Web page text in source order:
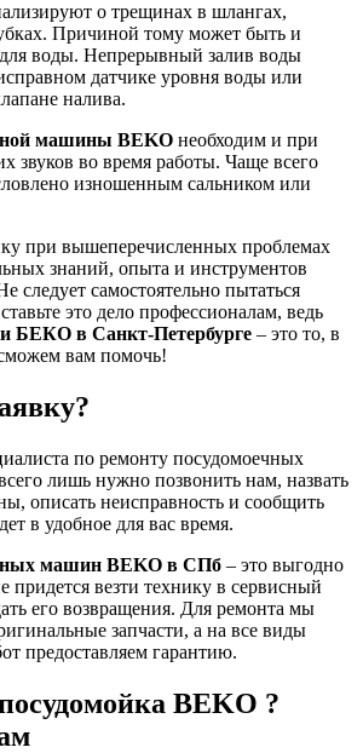
о трещинах в шлангах,
Причиной тому может быть и
воды. Непрерывный залив воды
датчике уровня воды или
налива.
машины BEKO необходим и при
звуков во время работы. Чаще всего
изношенным сальником или
при вышеперечисленных проблемах
знаний, опыта и инструментов
следует самостоятельно пытаться
это дело профессионалам, ведь
БЕКО в Санкт-Петербурге – это то, в
вам помочь!
по ремонту посудомоечных
лишь нужно позвонить нам, назвать
описать неисправность и сообщить
в удобное для вас время.
машин BEKO в СПб – это выгодно
придется везти технику в сервисный
его возвращения. Для ремонта мы
запчасти, а на все виды
предоставляем гарантию.
BEKO ?